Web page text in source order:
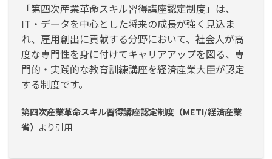
「第四次産業革命スキル習得講座認定制度」は、
IT・データを中心とした将来の成長が強く見込ま
れ、雇用創出に貢献する分野において、社会人が高
度な専門性を身に付けてキャリアアップを図る、専
門的・実践的な教育訓練講座を経済産業大臣が認定
する制度です。
第四次産業革命スキル習得講座認定制度（METI/経済産業
省） より引用